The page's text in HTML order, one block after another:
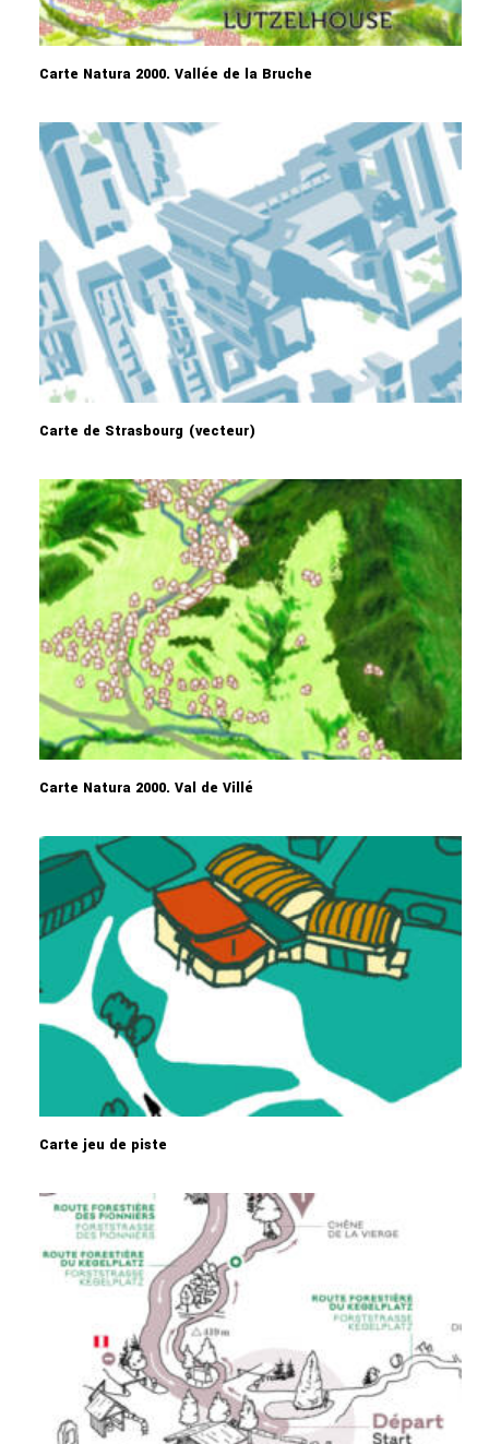
Carte Natura 2000. Vallée de la Bruche
Carte de Strasbourg (vecteur)
Carte Natura 2000. Val de Villé
Carte jeu de piste